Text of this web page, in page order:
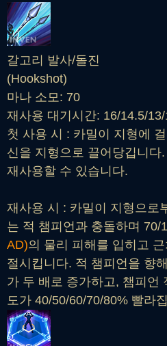
갈고리 발사/돌진
(Hookshot)
마나 소모: 70
재사용 대기시간: 16/14.5/
첫 사용 시 : 카밀이 지형에
신을 지형으로 끌어당깁니다
재사용할 수 있습니다.
재사용 시 : 카밀이 지형으로
는 적 챔피언과 충돌하며 70/
AD)의 물리 피해를 입히고
절시킵니다. 적 챔피언을 향
가 두 배로 증가하고, 챔피언
도가 40/50/60/70/80% 빨라